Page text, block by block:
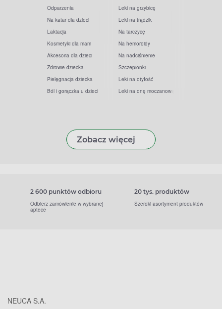
Odparzenia
Na katar dla dzieci
Laktacja
Kosmetyki dla mam
Akcesoria dla dzieci
Zdrowie dziecka
Pielęgnacja dziecka
Ból i gorączka u dzieci
Leki na grzybicę
Leki na trądzik
Na tarczycę
Na hemoroidy
Na nadciśnienie
Szczepionki
Leki na otyłość
Leki na dnę moczanową
Zobacz więcej
2 600 punktów odbioru
Odbierz zamówienie w wybranej
aptece
20 tys. produktów
Szeroki asortyment produktów
NEUCA S.A.